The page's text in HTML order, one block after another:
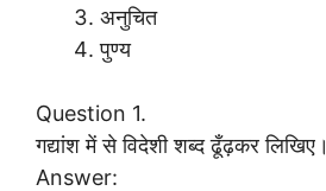
अनुचित
पुण्य
Question 1.
गद्यांश में से विदेशी शब्द ढूँढ़कर लिखिए।
Answer: